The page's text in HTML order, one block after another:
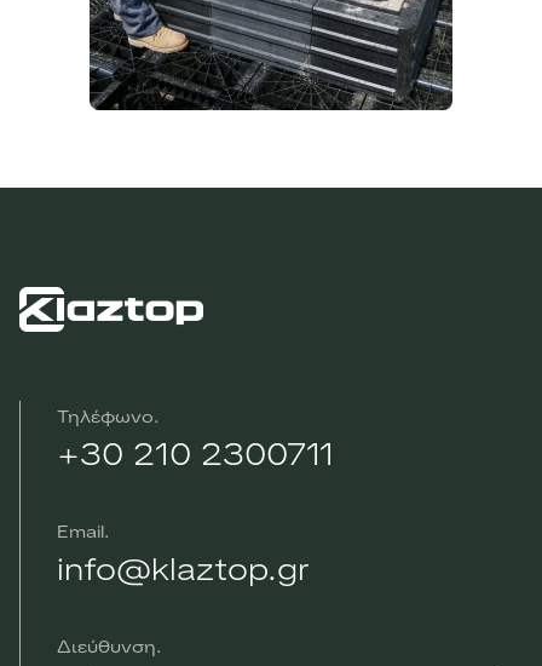
Τηλέφωνο
+30 210 2300711
Email
info@klaztop.gr
Διεύθυνση